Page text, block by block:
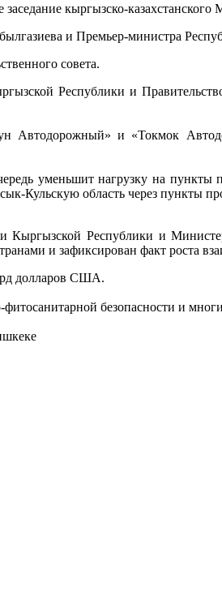
кыргызско-казахстанского
и Премьер-министра
совета.
Республики и
Автодорожный» и «Токмок
уменьшит нагрузку на
Кульскую область через пункты
Республики и
и зафиксирован факт роста
долларов США.
безопасности и